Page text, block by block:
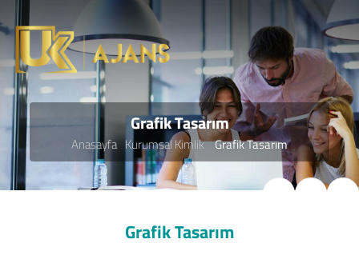
Grafik Tasarım
Anasayfa Kurumsal Kimlik Grafik Tasarım
Grafik Tasarım